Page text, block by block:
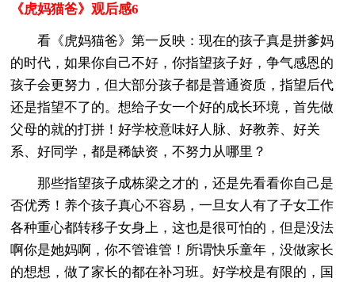
《虎妈猫爸》观后感6
看《虎妈猫爸》第一反映：现在的孩子真是拼爹妈
的时代，如果你自己不好，你指望孩子好，争气感恩的
孩子会更努力，但大部分孩子都是普通资质，指望后代
还是指望不了的。想给子女一个好的成长环境，首先做
父母的就的打拼！好学校意味好人脉、好教养、好关
系、好同学，都是稀缺资，不努力从哪里？
那些指望孩子成栋梁之才的，还是先看看你自己是
否优秀！养个孩子真心不容易，一旦女人有了子女工作
各种重心都转移子女身上，这也是很可怕的，但是没法
啊你是她妈啊，你不管谁管！所谓快乐童年，没做家长
的想想，做了家长的都在补习班。好学校是有限的，国